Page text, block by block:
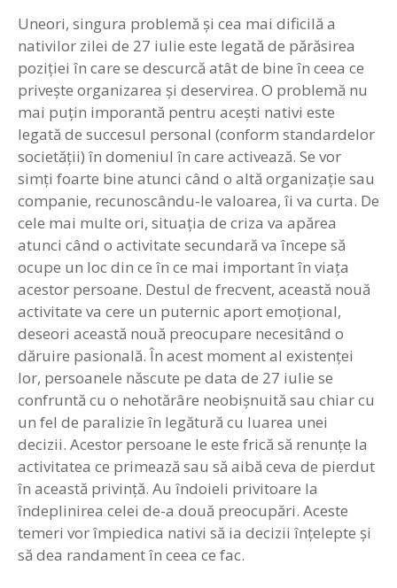
Uneori, singura problemă şi cea mai dificilă a
nativilor zilei de 27 iulie este legată de părăsirea
poziţiei în care se descurcă atât de bine în ceea ce
priveşte organizarea şi deservirea. O problemă nu
mai puţin imporantă pentru aceşti nativi este
legată de succesul personal (conform standardelor
societăţii) în domeniul în care activează. Se vor
simţi foarte bine atunci când o altă organizaţie sau
companie, recunoscându-le valoarea, îi va curta. De
cele mai multe ori, situaţia de criza va apărea
atunci când o activitate secundară va începe să
ocupe un loc din ce în ce mai important în viaţa
acestor persoane. Destul de frecvent, această nouă
activitate va cere un puternic aport emoţional,
deseori această nouă preocupare necesitând o
dăruire pasională. În acest moment al existenţei
lor, persoanele născute pe data de 27 iulie se
confruntă cu o nehotărâre neobişnuită sau chiar cu
un fel de paralizie în legătură cu luarea unei
decizii. Acestor persoane le este frică să renunţe la
activitatea ce primează sau să aibă ceva de pierdut
în această privinţă. Au îndoieli privitoare la
îndeplinirea celei de-a două preocupări. Aceste
temeri vor împiedica nativi să ia decizii înţelepte şi
să dea randament în ceea ce fac.